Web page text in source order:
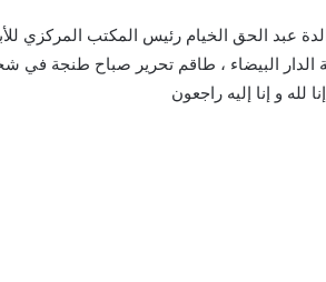
عبد الحق الخيام رئيس المكتب المركزي
الدار البيضاء ، طاقم تحرير صباح طنجة في
لله و إنا إليه راجعون